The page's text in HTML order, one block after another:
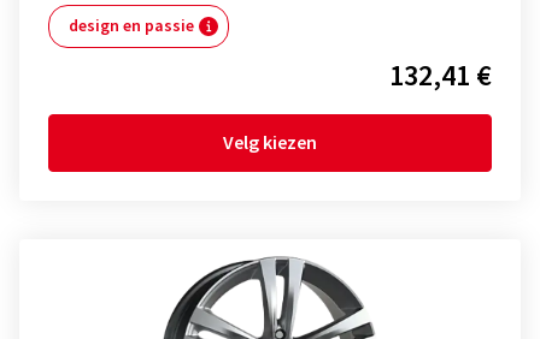
design en passie
132,41 €
Velg kiezen